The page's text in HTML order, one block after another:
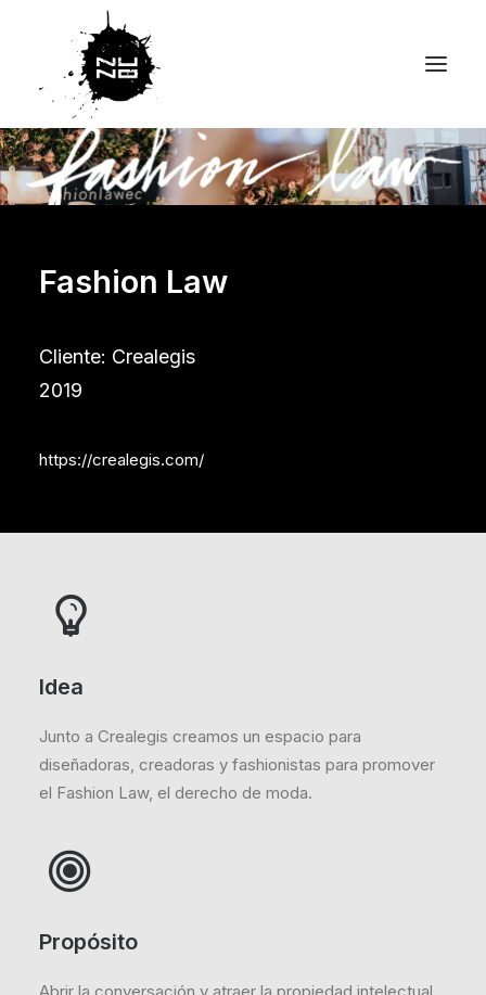
Fashion Law
Cliente: Crealegis
2019
https://crealegis.com/
Idea
Junto a Crealegis creamos un espacio para
diseñadoras, creadoras y fashionistas para promover
el Fashion Law, el derecho de moda.
Propósito